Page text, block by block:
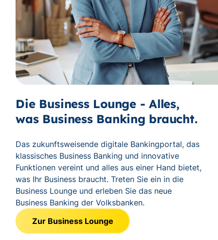
Die Business Lounge - Alles,
was Business Banking braucht.
Das zukunftsweisende digitale Bankingportal, das
klassisches Business Banking und innovative
Funktionen vereint und alles aus einer Hand bietet,
was Ihr Business braucht. Treten Sie ein in die
Business Lounge und erleben Sie das neue
Business Banking der Volksbanken.
Zur Business Lounge